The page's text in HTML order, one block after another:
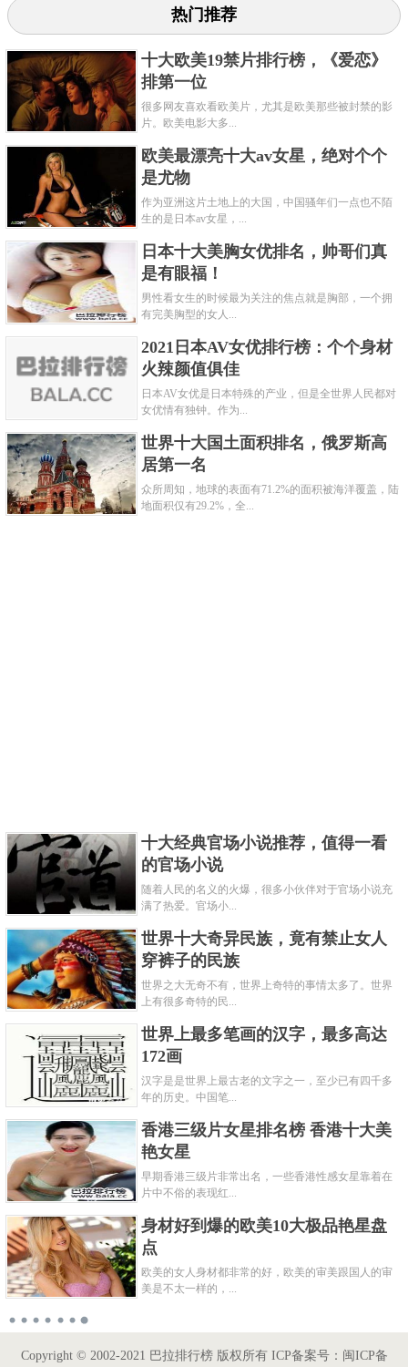
热门推荐
十大欧美19禁片排行榜，《爱恋》
排第一位
很多网友喜欢看欧美片，尤其是欧美那些被封禁的影
片。欧美电影大多...
欧美最漂亮十大av女星，绝对个个
是尤物
作为亚洲这片土地上的大国，中国骚年们一点也不陌
生的是日本av女星，...
日本十大美胸女优排名，帅哥们真
是有眼福！
男性看女生的时候最为关注的焦点就是胸部，一个拥
有完美胸型的女人...
2021日本AV女优排行榜：个个身材
火辣颜值俱佳
日本AV女优是日本特殊的产业，但是全世界人民都对
女优情有独钟。作为...
世界十大国土面积排名，俄罗斯高
居第一名
众所周知，地球的表面有71.2%的面积被海洋覆盖，陆
地面积仅有29.2%，全...
十大经典官场小说推荐，值得一看
的官场小说
随着人民的名义的火爆，很多小伙伴对于官场小说充
满了热爱。官场小...
世界十大奇异民族，竟有禁止女人
穿裤子的民族
世界之大无奇不有，世界上奇特的事情太多了。世界
上有很多奇特的民...
世界上最多笔画的汉字，最多高达
172画
汉字是是世界上最古老的文字之一，至少已有四千多
年的历史。中国笔...
香港三级片女星排名榜 香港十大美
艳女星
早期香港三级片非常出名，一些香港性感女星靠着在
片中不俗的表现红...
身材好到爆的欧美10大极品艳星盘
点
欧美的女人身材都非常的好，欧美的审美跟国人的审
美是不太一样的，...